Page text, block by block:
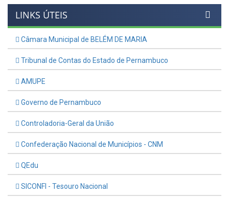
LINKS ÚTEIS
Câmara Municipal de BELÉM DE MARIA
Tribunal de Contas do Estado de Pernambuco
AMUPE
Governo de Pernambuco
Controladoria-Geral da União
Confederação Nacional de Municípios - CNM
QEdu
SICONFI - Tesouro Nacional